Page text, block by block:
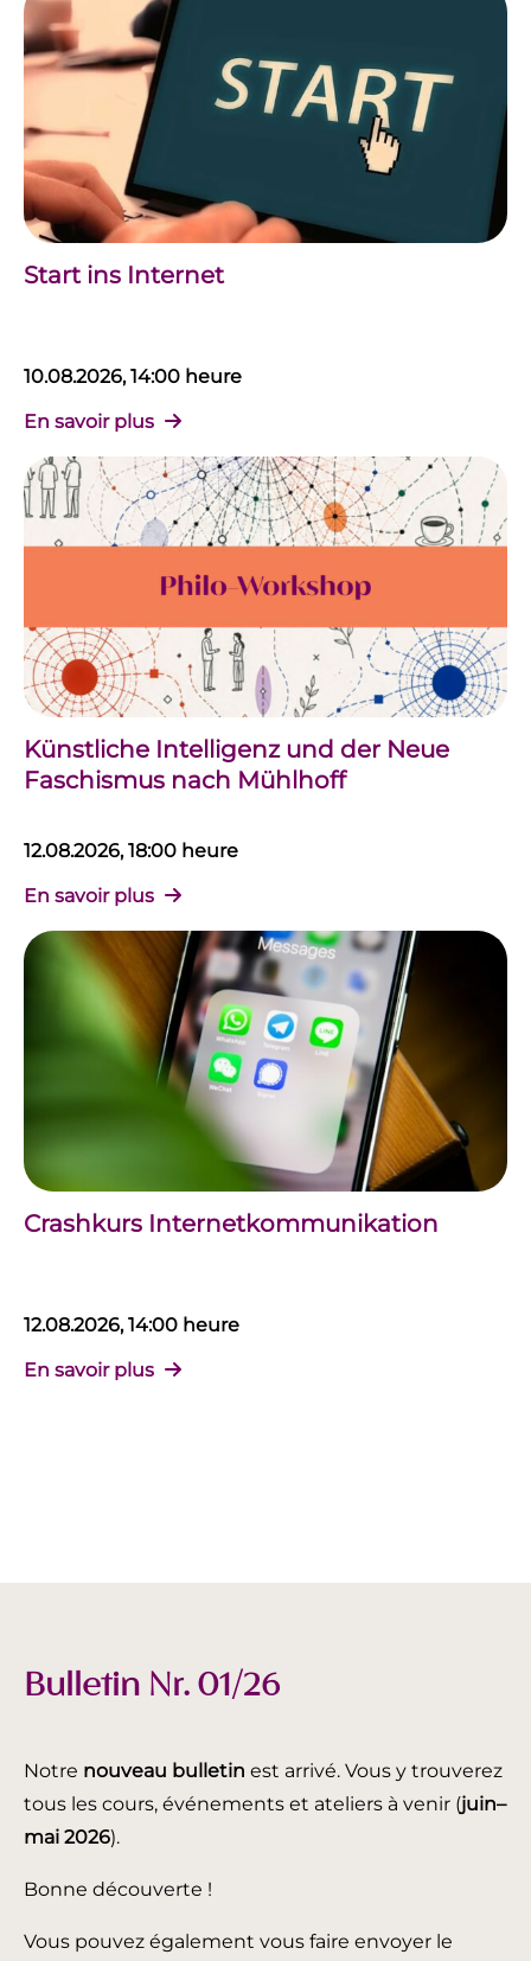
Start ins Internet
10.08.2026, 14:00 heure
En savoir plus
Künstliche Intelligenz und der Neue
Faschismus nach Mühlhoff
12.08.2026, 18:00 heure
En savoir plus
Crashkurs Internetkommunikation
12.08.2026, 14:00 heure
En savoir plus
Bulletin Nr. 01/26
Notre nouveau bulletin est arrivé. Vous y trouverez
tous les cours, événements et ateliers à venir (juin–
mai 2026).
Bonne découverte !
Vous pouvez également vous faire envoyer le